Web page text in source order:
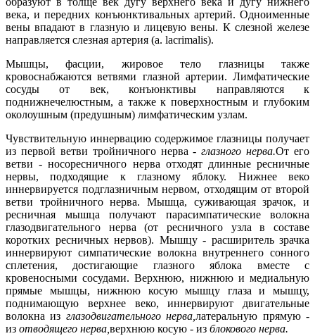
века, и передних конъюнктивальных артерий. Одноименные
вены впадают в глазную и лицевую вены. К слезной железе
направляется слезная артерия (a. lacrimalis).
Мышцы, фасции, жировое тело глазницы также
кровоснабжаются ветвями глазной артерии. Лимфатические
сосуды от век, конъюнктивы направляются к
поднижнечелюстным, а также к поверхностным и глубоким
околоушным (предушным) лимфатическим узлам.
Чувствительную иннервацию содержимое глазницы получает
из первой ветви тройничного нерва -глазного нерва.От его
ветви - носоресничного нерва отходят длинные ресничные
нервы, подходящие к глазному яблоку. Нижнее веко
иннервируется подглазничным нервом, отходящим от второй
ветви тройничного нерва. Мышца, суживающая зрачок, и
ресничная мышца получают парасимпатические волокна
глазодвигательного нерва (от ресничного узла в составе
коротких ресничных нервов). Мышцу - расширитель зрачка
иннервируют симпатические волокна внутреннего сонного
сплетения, достигающие глазного яблока вместе с
кровеносными сосудами. Верхнюю, нижнюю и медиальную
прямые мышцы, нижнюю косую мышцу глаза и мышцу,
поднимающую верхнее веко, иннервируют двигательные
волокна из глазодвигательного нерва,латеральную прямую -
из отводящего нерва, верхнюю косую - из блокового нерва.